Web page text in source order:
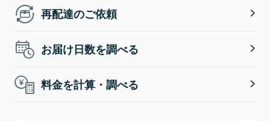
再配達のご依頼
お届け日数を調べる
料金を計算・調べる